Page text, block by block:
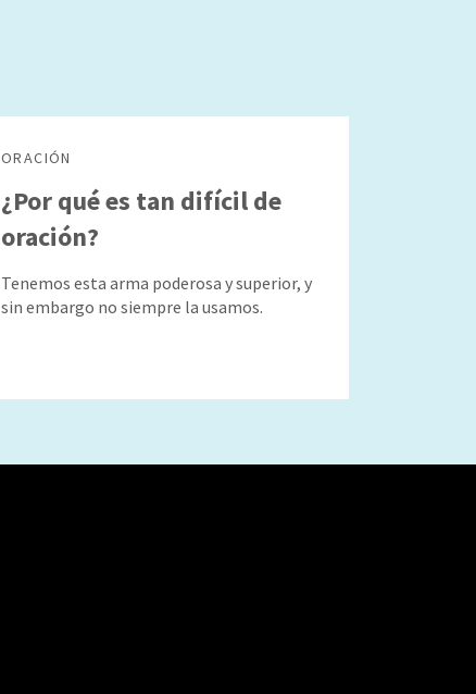
ORACIÓN
¿Por qué es tan difícil de
oración?
Tenemos esta arma poderosa y superior, y
sin embargo no siempre la usamos.